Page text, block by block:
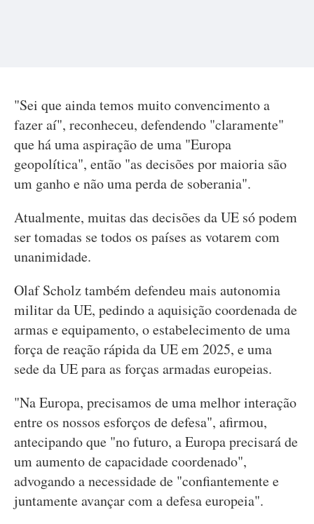
"Sei que ainda temos muito convencimento a
fazer aí", reconheceu, defendendo "claramente"
que há uma aspiração de uma "Europa
geopolítica", então "as decisões por maioria são
um ganho e não uma perda de soberania".
Atualmente, muitas das decisões da UE só podem
ser tomadas se todos os países as votarem com
unanimidade.
Olaf Scholz também defendeu mais autonomia
militar da UE, pedindo a aquisição coordenada de
armas e equipamento, o estabelecimento de uma
força de reação rápida da UE em 2025, e uma
sede da UE para as forças armadas europeias.
"Na Europa, precisamos de uma melhor interação
entre os nossos esforços de defesa", afirmou,
antecipando que "no futuro, a Europa precisará de
um aumento de capacidade coordenado",
advogando a necessidade de "confiantemente e
juntamente avançar com a defesa europeia".